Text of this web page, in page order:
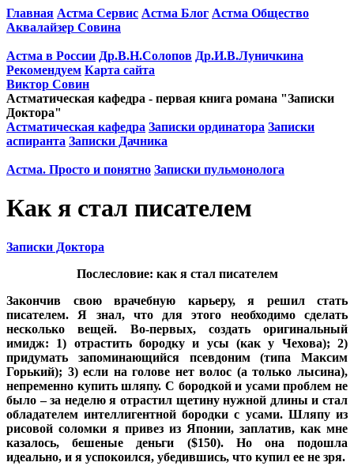
Главная Астма Сервис Астма Блог Астма Общество
Аквалайзер Совина
Астма в России Др.В.Н.Солопов Др.И.В.Луничкина
Рекомендуем Карта сайта
Виктор Совин
Астматическая кафедра - первая книга романа "Записки
Доктора"
Астматическая кафедра Записки ординатора Записки
аспиранта Записки Дачника
Астма. Просто и понятно Записки пульмонолога
Как я стал писателем
Записки Доктора
Послесловие: как я стал писателем
Закончив свою врачебную карьеру, я решил стать
писателем. Я знал, что для этого необходимо сделать
несколько вещей. Во-первых, создать оригинальный
имидж: 1) отрастить бородку и усы (как у Чехова); 2)
придумать запоминающийся псевдоним (типа Максим
Горький); 3) если на голове нет волос (а только лысина),
непременно купить шляпу. С бородкой и усами проблем не
было – за неделю я отрастил щетину нужной длины и стал
обладателем интеллигентной бородки с усами. Шляпу из
рисовой соломки я привез из Японии, заплатив, как мне
казалось, бешеные деньги ($150). Но она подошла
идеально, и я успокоился, убедившись, что купил ее не зря.